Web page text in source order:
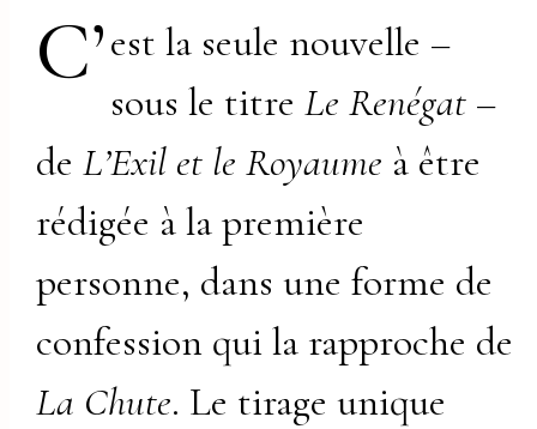
C’est la seule nouvelle –
sous le titre Le Renégat –
deL’Exil et le Royaume à être
rédigée à la première
personne, dans une forme de
confession qui la rapproche de
La Chute. Le tirage unique